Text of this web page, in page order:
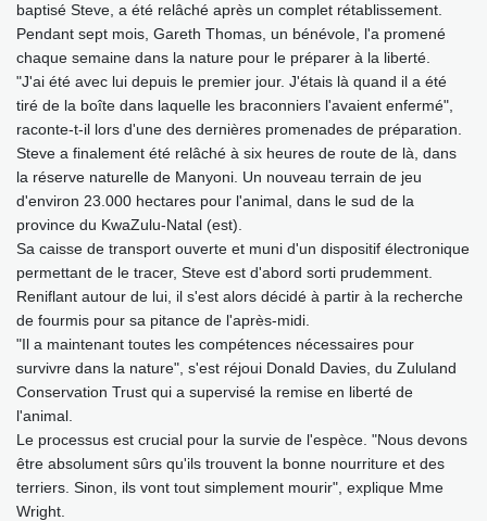
baptisé Steve, a été relâché après un complet rétablissement.
Pendant sept mois, Gareth Thomas, un bénévole, l'a promené
chaque semaine dans la nature pour le préparer à la liberté.
"J'ai été avec lui depuis le premier jour. J'étais là quand il a été
tiré de la boîte dans laquelle les braconniers l'avaient enfermé",
raconte-t-il lors d'une des dernières promenades de préparation.
Steve a finalement été relâché à six heures de route de là, dans
la réserve naturelle de Manyoni. Un nouveau terrain de jeu
d'environ 23.000 hectares pour l'animal, dans le sud de la
province du KwaZulu-Natal (est).
Sa caisse de transport ouverte et muni d'un dispositif électronique
permettant de le tracer, Steve est d'abord sorti prudemment.
Reniflant autour de lui, il s'est alors décidé à partir à la recherche
de fourmis pour sa pitance de l'après-midi.
"Il a maintenant toutes les compétences nécessaires pour
survivre dans la nature", s'est réjoui Donald Davies, du Zululand
Conservation Trust qui a supervisé la remise en liberté de
l'animal.
Le processus est crucial pour la survie de l'espèce. "Nous devons
être absolument sûrs qu'ils trouvent la bonne nourriture et des
terriers. Sinon, ils vont tout simplement mourir", explique Mme
Wright.